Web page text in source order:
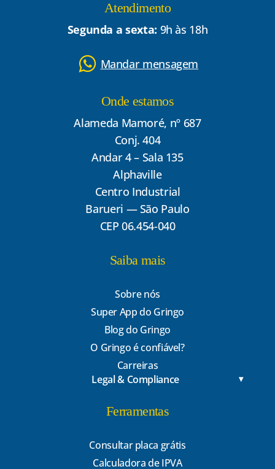
Atendimento
Segunda a sexta: 9h às 18h
Mandar mensagem
Onde estamos
Alameda Mamoré, nº 687
Conj. 404
Andar 4 – Sala 135
Alphaville
Centro Industrial
Barueri — São Paulo
CEP 06.454-040
Saiba mais
Sobre nós
Super App do Gringo
Blog do Gringo
O Gringo é confiável?
Carreiras
Legal & Compliance
Ferramentas
Consultar placa grátis
Calculadora de IPVA